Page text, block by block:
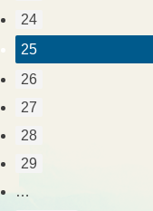
24
25
26
27
28
29
…